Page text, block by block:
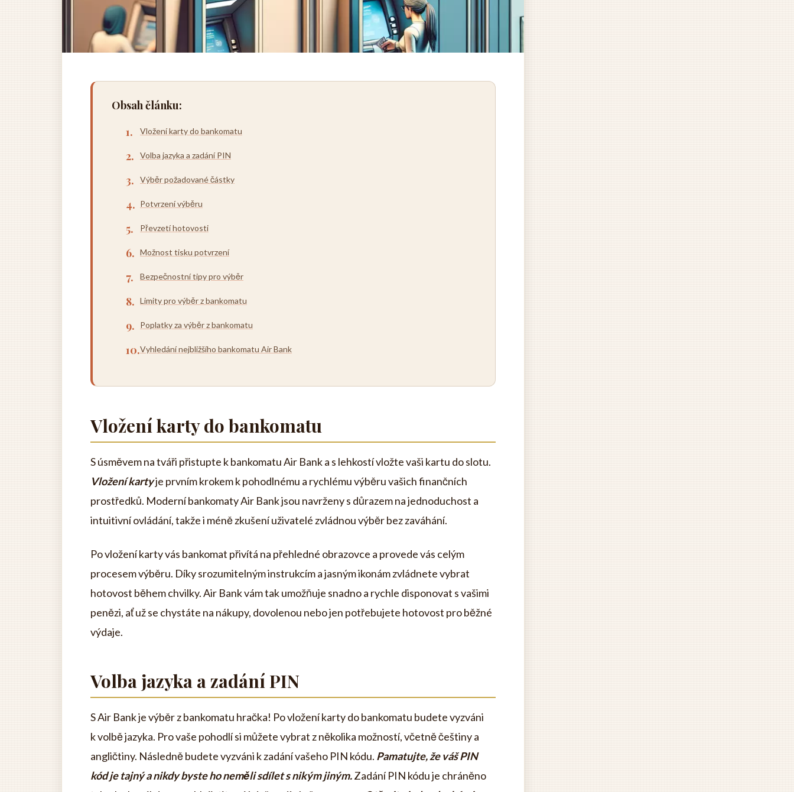
Obsah článku:
Vložení karty do bankomatu
Volba jazyka a zadání PIN
Výběr požadované částky
Potvrzení výběru
Převzetí hotovosti
Možnost tisku potvrzení
Bezpečnostní tipy pro výběr
Limity pro výběr z bankomatu
Poplatky za výběr z bankomatu
Vyhledání nejbližšího bankomatu Air Bank
Vložení karty do bankomatu
S úsměvem na tváři přistupte k bankomatu Air Bank a s lehkostí vložte vaši kartu do slotu.
Vložení kartyje prvním krokem k pohodlnému a rychlému výběru vašich finančních
prostředků. Moderní bankomaty Air Bank jsou navrženy s důrazem na jednoduchost a
intuitivní ovládání, takže i méně zkušení uživatelé zvládnou výběr bez zaváhání.
Po vložení karty vás bankomat přivítá na přehledné obrazovce a provede vás celým
procesem výběru. Díky srozumitelným instrukcím a jasným ikonám zvládnete vybrat
hotovost během chvilky. Air Bank vám tak umožňuje snadno a rychle disponovat s vašimi
penězi, ať už se chystáte na nákupy, dovolenou nebo jen potřebujete hotovost pro běžné
výdaje.
Volba jazyka a zadání PIN
S Air Bank je výběr z bankomatu hračka! Po vložení karty do bankomatu budete vyzváni
k volbě jazyka. Pro vaše pohodlí si můžete vybrat z několika možností, včetně češtiny a
angličtiny. Následně budete vyzváni k zadání vašeho PIN kódu. Pamatujte, že váš PIN
kód je tajný a nikdy byste ho neměli sdílet s nikým jiným.Zadání PIN kódu je chráněno